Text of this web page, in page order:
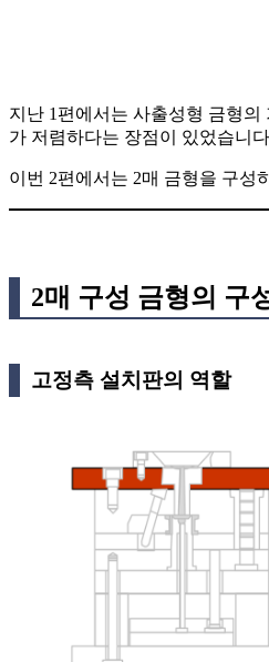
지난 1편에서는 사출성형 금형
가 저렴하다는 장점이 있었습니
이번 2편에서는 2매 금형을 구성
2매 구성 금형의 구
고정측 설치판의 역할